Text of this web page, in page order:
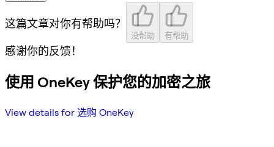
这篇文章对你有帮助吗？
没帮助 有帮助
感谢你的反馈！
使用 OneKey 保护您的加密之旅
View details for 选购 OneKey